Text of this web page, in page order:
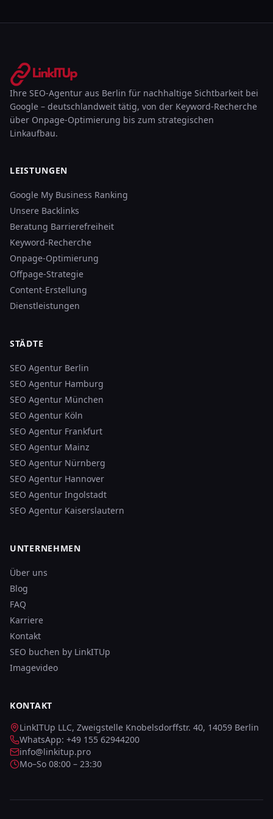
Ihre SEO-Agentur aus Berlin für nachhaltige Sichtbarkeit bei
Google – deutschlandweit tätig, von der Keyword-Recherche
über Onpage-Optimierung bis zum strategischen
Linkaufbau.
LEISTUNGEN
Google My Business Ranking
Unsere Backlinks
Beratung Barrierefreiheit
Keyword-Recherche
Onpage-Optimierung
Offpage-Strategie
Content-Erstellung
Dienstleistungen
STÄDTE
SEO Agentur Berlin
SEO Agentur Hamburg
SEO Agentur München
SEO Agentur Köln
SEO Agentur Frankfurt
SEO Agentur Mainz
SEO Agentur Nürnberg
SEO Agentur Hannover
SEO Agentur Ingolstadt
SEO Agentur Kaiserslautern
UNTERNEHMEN
Über uns
Blog
FAQ
Karriere
Kontakt
SEO buchen by LinkITUp
Imagevideo
KONTAKT
LinkITUp LLC, Zweigstelle Knobelsdorffstr. 40, 14059 Berlin
WhatsApp: +49 155 62944200
info@linkitup.pro
Mo–So 08:00 – 23:30